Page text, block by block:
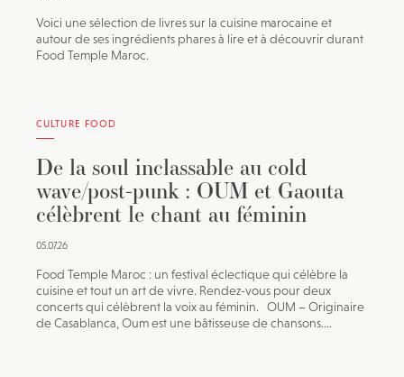
Voici une sélection de livres sur la cuisine marocaine et
autour de ses ingrédients phares à lire et à découvrir durant
Food Temple Maroc.
CULTURE FOOD
De la soul inclassable au cold
wave/post-punk : OUM et Gaouta
célèbrent le chant au féminin
05.07.26
Food Temple Maroc : un festival éclectique qui célèbre la
cuisine et tout un art de vivre. Rendez-vous pour deux
concerts qui célèbrent la voix au féminin. OUM – Originaire
de Casablanca, Oum est une bâtisseuse de chansons....